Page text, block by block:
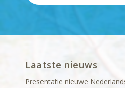
Laatste nieuws
Presentatie nieuwe